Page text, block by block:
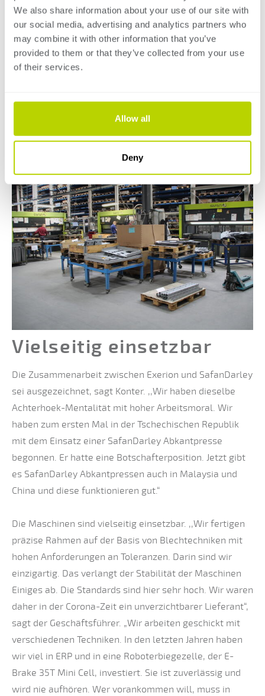
We also share information about your use of our site with
our social media, advertising and analytics partners who
may combine it with other information that you’ve
provided to them or that they’ve collected from your use
of their services.
Allow all
Deny
Mini Cell große Fortschritte in der Automatisierung mit
Robotern machen konnten. Dadurch können wir viel
mehr kleine Produkte herstellen. Der Roboter kann sich
ständig drehen und ist sehr zuverlässig. Er ist mit einem
automatischen Werkzeugwechsel ausgestattet.“
Vielseitig einsetzbar
Die Zusammenarbeit zwischen Exerion und SafanDarley
sei ausgezeichnet, sagt Konter. ,,Wir haben dieselbe
Achterhoek-Mentalität mit hoher Arbeitsmoral. Wir
haben zum ersten Mal in der Tschechischen Republik
mit dem Einsatz einer SafanDarley Abkantpresse
begonnen. Er hatte eine Botschafterposition. Jetzt gibt
es SafanDarley Abkantpressen auch in Malaysia und
China und diese funktionieren gut.“
Die Maschinen sind vielseitig einsetzbar. ,,Wir fertigen
präzise Rahmen auf der Basis von Blechtechniken mit
hohen Anforderungen an Toleranzen. Darin sind wir
einzigartig. Das verlangt der Stabilität der Maschinen
Einiges ab. Die Standards sind hier sehr hoch. Wir waren
daher in der Corona-Zeit ein unverzichtbarer Lieferant“,
sagt der Geschäftsführer. „Wir arbeiten geschickt mit
verschiedenen Techniken. In den letzten Jahren haben
wir viel in ERP und in eine Roboterbiegezelle, der E-
Brake 35T Mini Cell, investiert. Sie ist zuverlässig und
wird nie aufhören. Wer vorankommen will, muss in